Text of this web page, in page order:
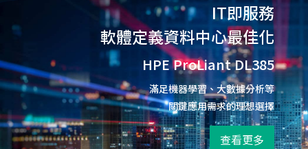
IT即服務
軟體定義資料中心最佳化
HPE ProLiant DL385
滿足機器學習、大數據分析等
關鍵應用需求的理想選擇
查看更多